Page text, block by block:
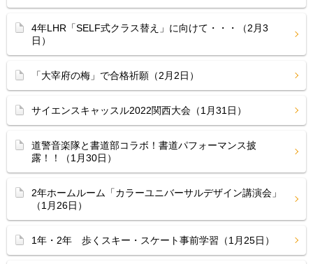
4年LHR「SELF式クラス替え」に向けて・・・（2月3
日）
「大宰府の梅」で合格祈願（2月2日）
サイエンスキャッスル2022関西大会（1月31日）
道警音楽隊と書道部コラボ！書道パフォーマンス披
露！！（1月30日）
2年ホームルーム「カラーユニバーサルデザイン講演会」
（1月26日）
1年・2年 歩くスキー・スケート事前学習（1月25日）